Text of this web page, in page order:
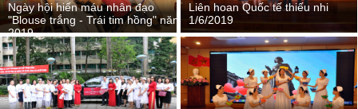
Ngày hội hiến máu nhân đạo
"Blouse trắng - Trái tim hồng" năm
2019
Liên hoan Quốc tế thiếu nhi
1/6/2019